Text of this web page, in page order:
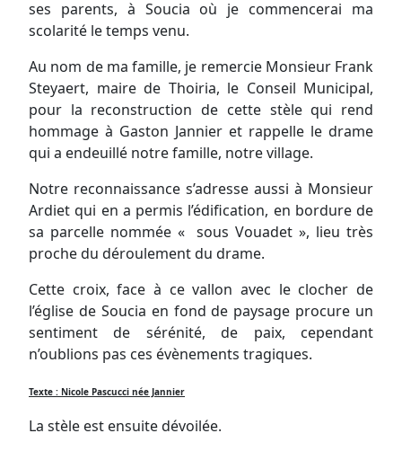
ses parents, à Soucia où je commencerai ma
scolarité le temps venu.
Au nom de ma famille, je remercie Monsieur Frank
Steyaert, maire de Thoiria, le Conseil Municipal,
pour la reconstruction de cette stèle qui rend
hommage à Gaston Jannier et rappelle le drame
qui a endeuillé notre famille, notre village.
Notre reconnaissance s’adresse aussi à Monsieur
Ardiet qui en a permis l’édification, en bordure de
sa parcelle nommée « sous Vouadet », lieu très
proche du déroulement du drame.
Cette croix, face à ce vallon avec le clocher de
l’église de Soucia en fond de paysage procure un
sentiment de sérénité, de paix, cependant
n’oublions pas ces évènements tragiques.
Texte : Nicole Pascucci née Jannier
La stèle est ensuite dévoilée.